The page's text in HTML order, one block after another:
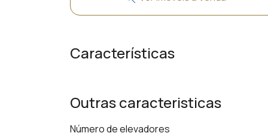
Características
Outras caracteristicas
Número de elevadores